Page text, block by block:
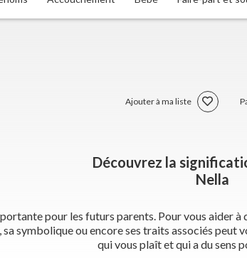
Ajouter à ma liste
Découvrez la
Nella
pour les futurs parents. Pour vous aider
symbolique ou encore ses traits associés peut
qui vous plaît et qui a du sens